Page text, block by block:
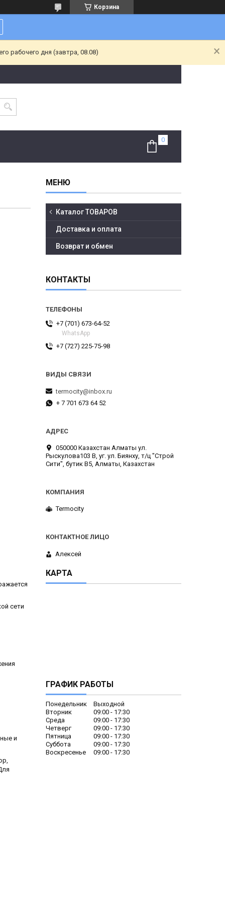
Корзина
рабочего дня (завтра, 08.08)
сети
и
Каталог ТОВАРОВ
Доставка и оплата
Возврат и обмен
КОНТАКТЫ
+7 (701) 673-64-52
WhatsApp
+7 (727) 225-75-98
termocity@inbox.ru
+ 7 701 673 64 52
050000 Казахстан Алматы ул.
Рыскулова103 В, уг. ул. Биянху, т/ц "Строй
Сити", бутик В5, Алматы, Казахстан
Termocity
Алексей
КАРТА
ГРАФИК РАБОТЫ
Понедельник
Выходной
Вторник
09:00
17:30
Среда
09:00
17:30
Четверг
09:00
17:30
Пятница
09:00
17:30
Суббота
09:00
17:30
Воскресенье
09:00 17:30